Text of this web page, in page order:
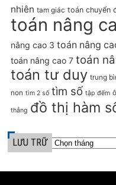
nhiên tam giác toán chuyển
toán nâng
nâng cao 3 toán nâng
toán nâng cao 7 toán
toán tư duy trung
non tìm 2 số tìm số tập đếm
thẳng đồ thị hàm
LƯU TRỮ